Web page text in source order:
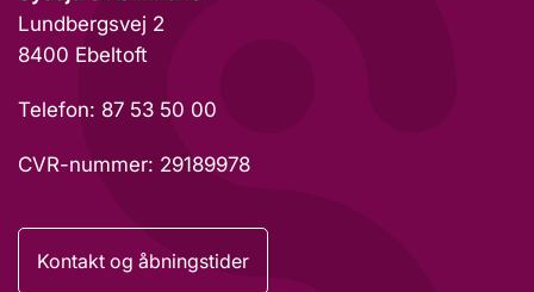
Lundbergsvej 2
8400 Ebeltoft
Telefon: 87 53 50 00
CVR-nummer: 29189978
Kontakt og åbningstider